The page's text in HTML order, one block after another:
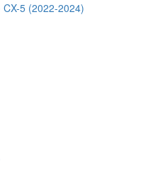
CX-5 (2022-2024)